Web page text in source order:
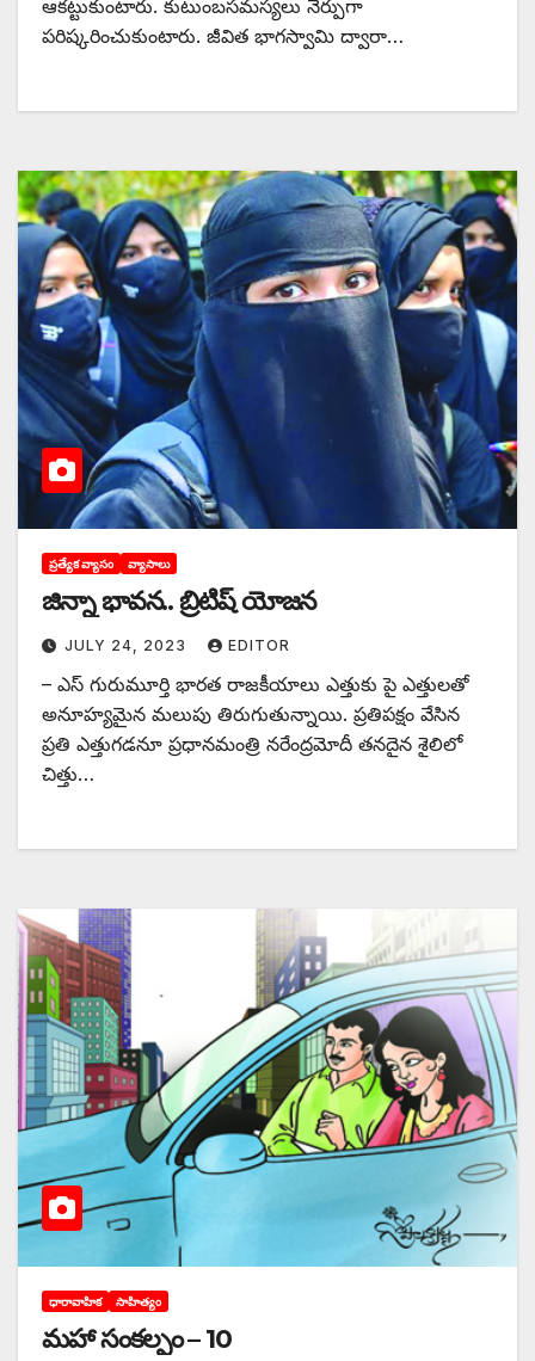
ఆకట్టుకుంటారు. కుటుంబసమస్యలు నేర్పుగా
పరిష్కరించుకుంటారు. జీవిత భాగస్వామి ద్వారా…
ప్రత్యేక వ్యాసం వ్యాసాలు
జిన్నా భావన.. బ్రిటిష్‌ ‌యోజన
JULY 24, 2023 EDITOR
– ఎస్‌ ‌గురుమూర్తి భారత రాజకీయాలు ఎత్తుకు పై ఎత్తులతో
అనూహ్యమైన మలుపు తిరుగుతున్నాయి. ప్రతిపక్షం వేసిన
ప్రతి ఎత్తుగడనూ ప్రధానమంత్రి నరేంద్రమోదీ తనదైన శైలిలో
చిత్తు…
ధారావాహిక సాహిత్యం
మహా సంకల్పం – 10